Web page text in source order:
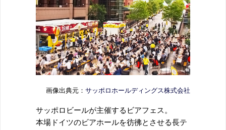
画像出典元： サッポロホールディングス株式会社
サッポロビールが主催するビアフェス。
本場ドイツのビアホールを彷彿とさせる長テ